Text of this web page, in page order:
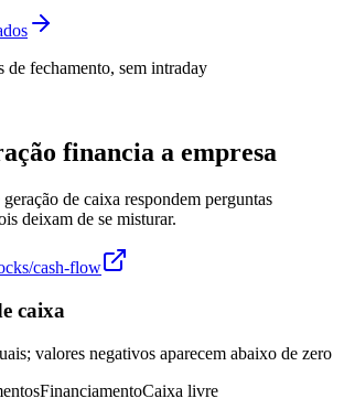
de fechamento, sem intraday
financia a empresa
de caixa respondem perguntas
deixam de se misturar.
cash-flow
caixa
valores negativos aparecem abaixo de zero
FinanciamentoCaixa livre